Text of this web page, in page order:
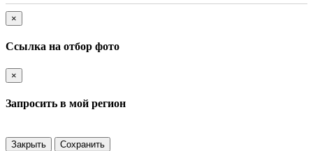
×
Ссылка на отбор фото
×
Запросить в мой регион
Закрыть Сохранить